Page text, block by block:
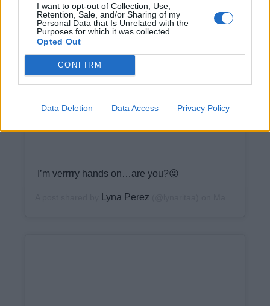
I want to opt-out of Collection, Use,
Retention, Sale, and/or Sharing of my
Personal Data that Is Unrelated with the
Purposes for which it was collected.
Opted Out
CONFIRM
Data Deletion Data Access Privacy Policy
View this post on Instagram
I’m verrrry hands on…are you?😜
Lyna Perez